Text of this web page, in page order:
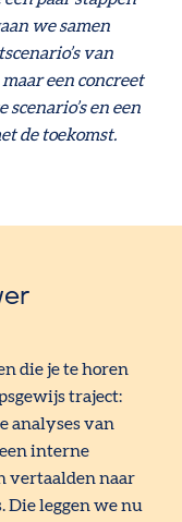
we samen
van
een concreet
en een
de toekomst.
die je te horen
traject:
analyses van
interne
vertaalden naar
Die leggen we nu